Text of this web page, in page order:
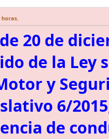
horas.
20 de
de la Ley
y
6/
de